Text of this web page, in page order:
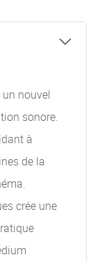
nouvel
sonore.
à
de la
crée une